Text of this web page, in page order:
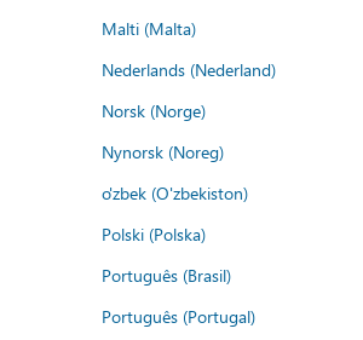
Malti (Malta)
Nederlands (Nederland)
Norsk (Norge)
Nynorsk (Noreg)
o'zbek (O'zbekiston)
Polski (Polska)
Português (Brasil)
Português (Portugal)